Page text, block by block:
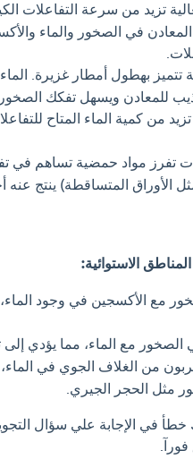
تزيد من سرعة التفاعلات
في الصخور والماء
تتميز بهطول أمطار غزيرة.
للمعادن ويسهل تفكك الصخور.
تزيد من كمية الماء المتاح
تفرز مواد حمضية تساهم في
الأوراق المتساقطة) ينتج
الاستوائية:
مع الأكسجين في وجود
مع الماء، مما يؤدي إلى
من الغلاف الجوي في
مثل الحجر الجيري.
خطأ في الإجابة علي سؤال